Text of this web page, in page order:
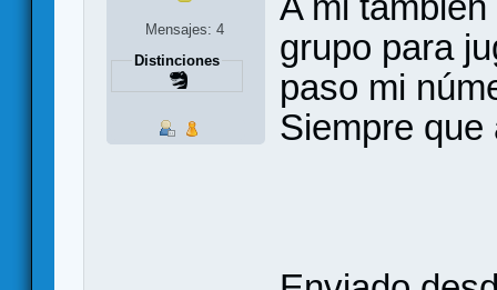
Mensajes: 4
Distinciones
grupo para
paso mi
Siempre